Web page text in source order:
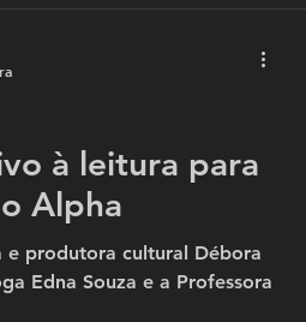
à leitura para
Alpha
produtora cultural Débora
Edna Souza e a Professora